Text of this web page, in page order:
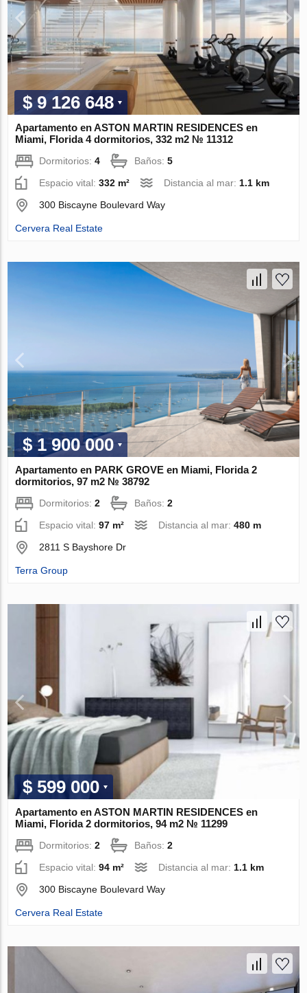
$ 9 126 648
Apartamento en ASTON MARTIN RESIDENCES en
Miami, Florida 4 dormitorios, 332 m2 № 11312
Dormitorios:4 Baños:5
Espacio vital:332 m² Distancia al mar: 1.1 km
300 Biscayne Boulevard Way
Cervera Real Estate
$ 1 900 000
Apartamento en PARK GROVE en Miami, Florida 2
dormitorios, 97 m2 № 38792
Dormitorios:2 Baños:2
Espacio vital:97 m² Distancia al mar:480 m
2811 S Bayshore Dr
Terra Group
$ 599 000
Apartamento en ASTON MARTIN RESIDENCES en
Miami, Florida 2 dormitorios, 94 m2 № 11299
Dormitorios:2 Baños:2
Espacio vital:94 m² Distancia al mar: 1.1 km
300 Biscayne Boulevard Way
Cervera Real Estate